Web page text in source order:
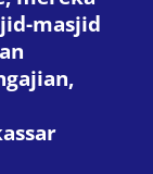
masjid